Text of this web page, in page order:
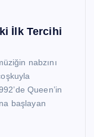
İlk Tercihi
nabzını
Queen’in
başlayan